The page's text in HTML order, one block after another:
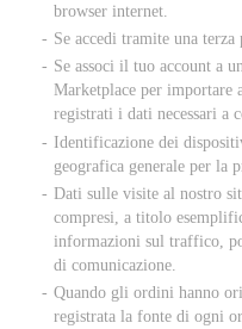
browser internet.
Se accedi tramite una
Se associ il tuo account a
Marketplace per importare
registrati i dati necessari a
Identificazione dei
geografica generale per la
Dati sulle visite al nostro
compresi, a titolo
informazioni sul traffico,
di comunicazione.
Quando gli ordini hanno
registrata la fonte di ogni